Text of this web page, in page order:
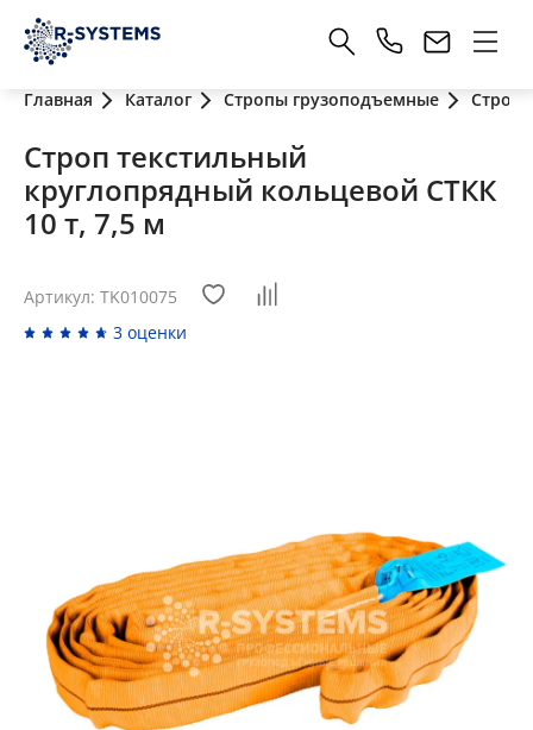
Главная Каталог Стропы грузоподъемные
Строп текстильный
круглопрядный кольцевой СТКК
10 т, 7,5 м
Артикул: TK010075
3 оценки